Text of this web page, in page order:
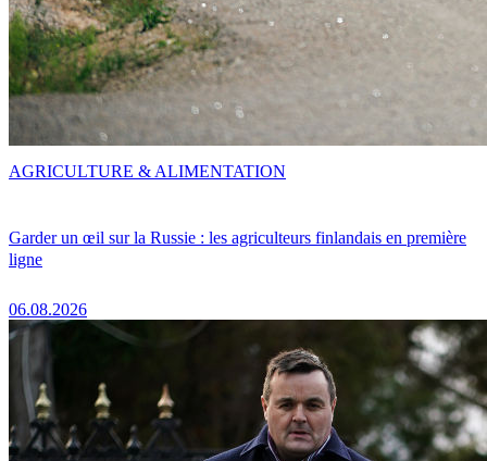
Garder un œil sur la Russie : les agriculteurs finlandais en première
ligne
06.08.2026
AGRICULTURE & ALIMENTATION